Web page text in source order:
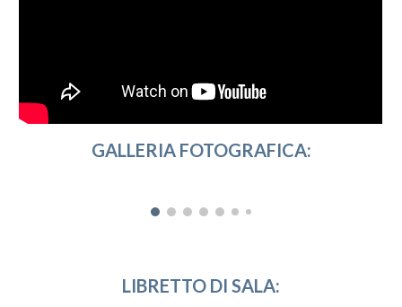
GALLERIA FOTOGRAFICA:
LIBRETTO DI SALA: